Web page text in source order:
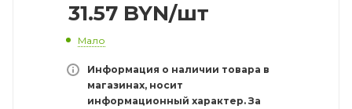
31.57 BYN/шт
Мало
Информация о наличии товара в
магазинах, носит
информационный характер. За